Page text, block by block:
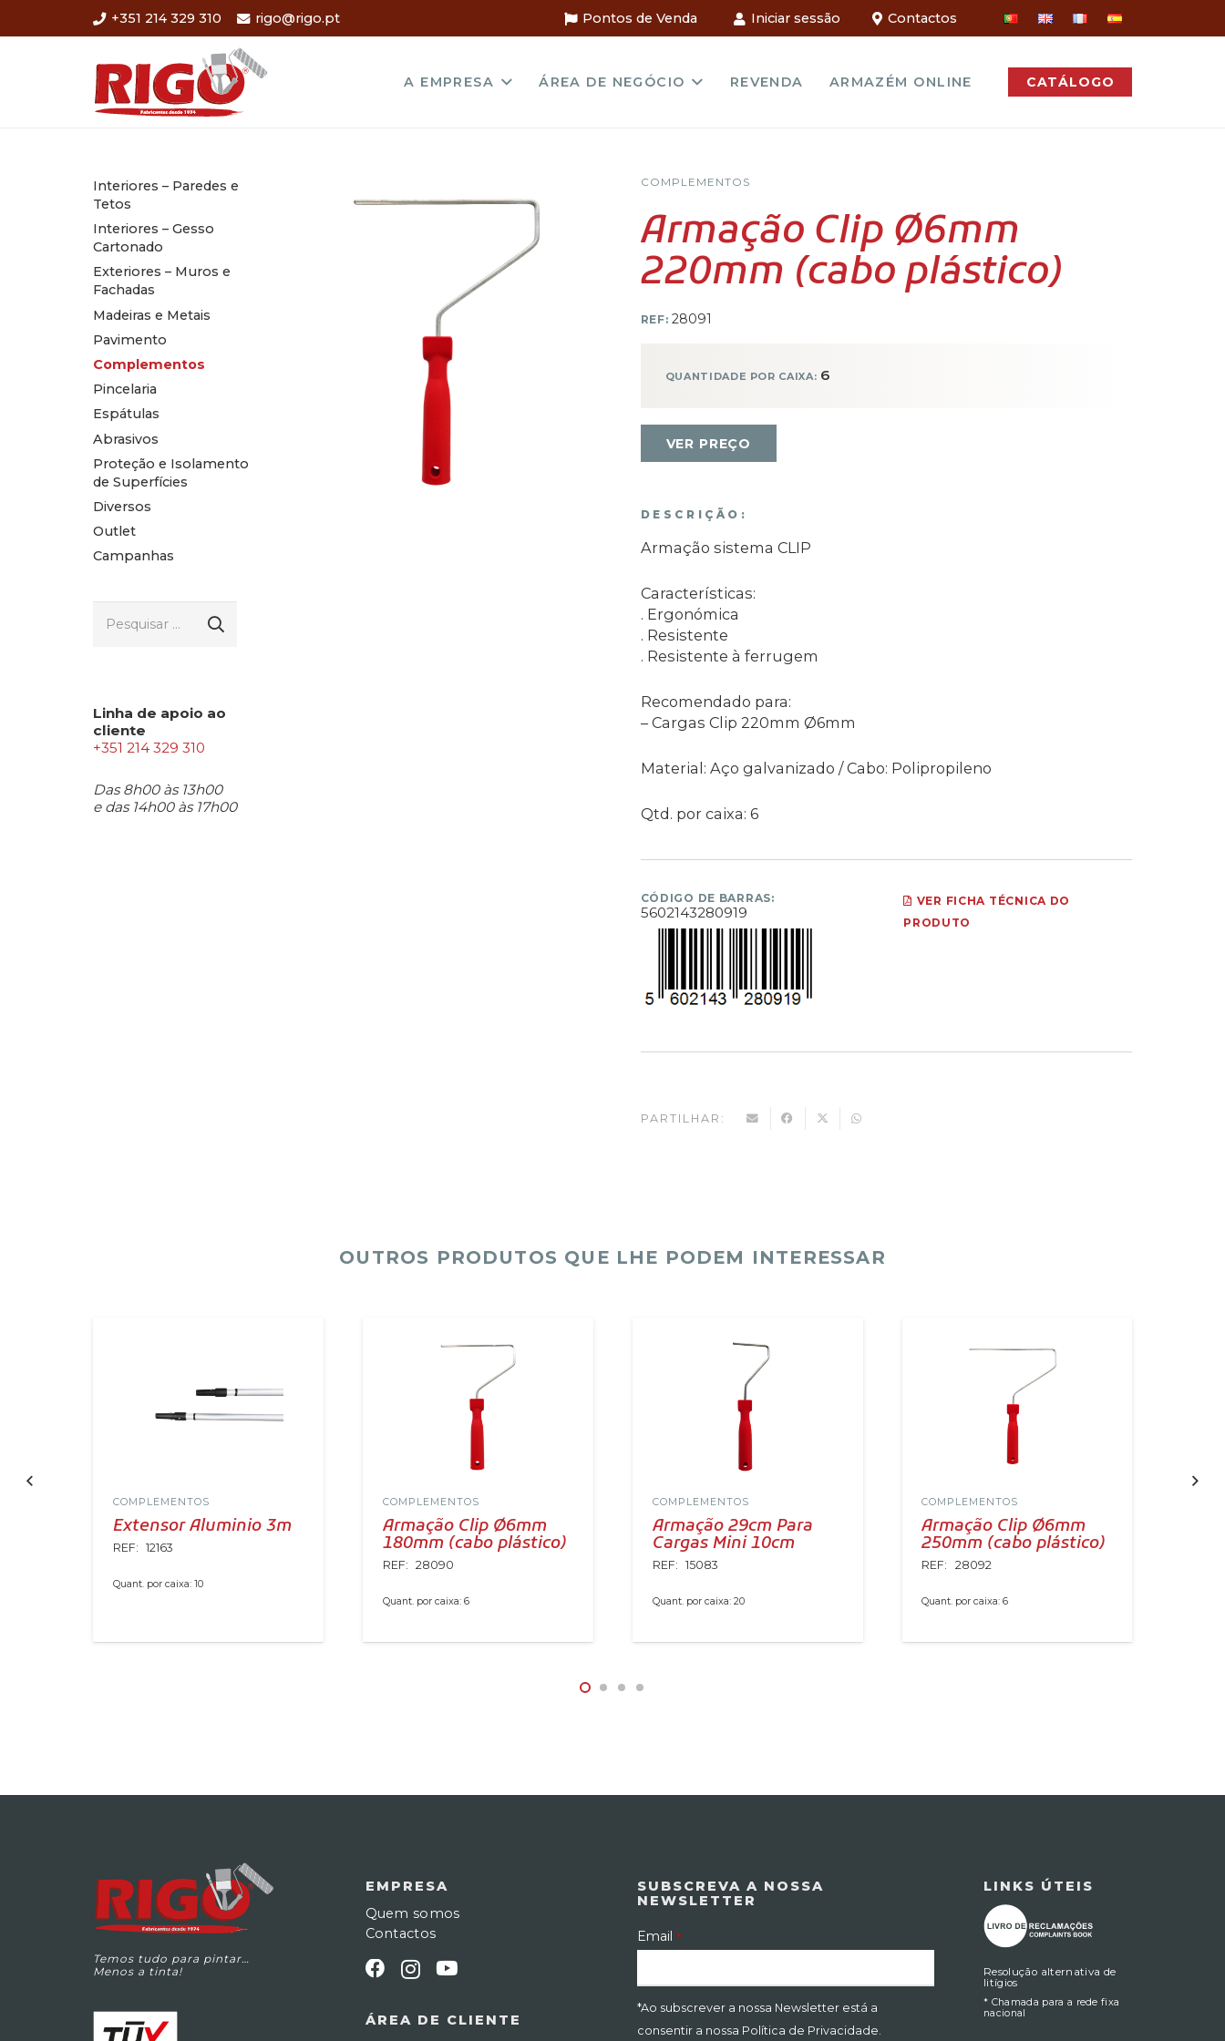
+351 214 329 310 rigo@rigo.pt Pontos de Venda Iniciar sessão Contactos
A EMPRESA ÁREA DE NEGÓCIO REVENDA ARMAZÉM ONLINE CATÁLOGO
Interiores – Paredes e
Tetos
Interiores – Gesso
Cartonado
Exteriores – Muros e
Fachadas
Madeiras e Metais
Pavimento
Complementos
Pincelaria
Espátulas
Abrasivos
Proteção e Isolamento
de Superfícies
Diversos
Outlet
Campanhas
por:
Linha de apoio ao
cliente
+351 214 329 310
Das 8h00 às 13h00
e das 14h00 às 17h00
COMPLEMENTOS
Armação Clip Ø6mm
220mm (cabo plástico)
REF:28091
QUANTIDADE POR CAIXA: 6
VER PREÇO
DESCRIÇÃO:
Armação sistema CLIP
Características:
. Ergonómica
. Resistente
. Resistente à ferrugem
Recomendado para:
– Cargas Clip 220mm Ø6mm
Material: Aço galvanizado / Cabo: Polipropileno
Qtd. por caixa: 6
CÓDIGO DE BARRAS:
5602143280919
VER FICHA TÉCNICA DO
PRODUTO
PARTILHAR:
OUTROS PRODUTOS QUE LHE PODEM INTERESSAR
COMPLEMENTOS
Extensor Aluminio 3m
REF: 12163
Quant. por caixa: 10
COMPLEMENTOS
Armação Clip Ø6mm
180mm (cabo plástico)
REF: 28090
Quant. por caixa: 6
COMPLEMENTOS
Armação 29cm Para
Cargas Mini 10cm
REF: 15083
Quant. por caixa: 20
COMPLEMENTOS
Armação Clip Ø6mm
250mm (cabo plástico)
REF: 28092
Quant. por caixa:6
Temos tudo para pintar…
Menos a tinta!
EMPRESA
Quem somos
Contactos
ÁREA DE CLIENTE
SUBSCREVA A NOSSA
NEWSLETTER
Email *
*Ao subscrever a nossa Newsletter está a
consentir a nossa Política de Privacidade.
LINKS ÚTEIS
Resolução alternativa de
litígios
* Chamada para a rede fixa
nacional